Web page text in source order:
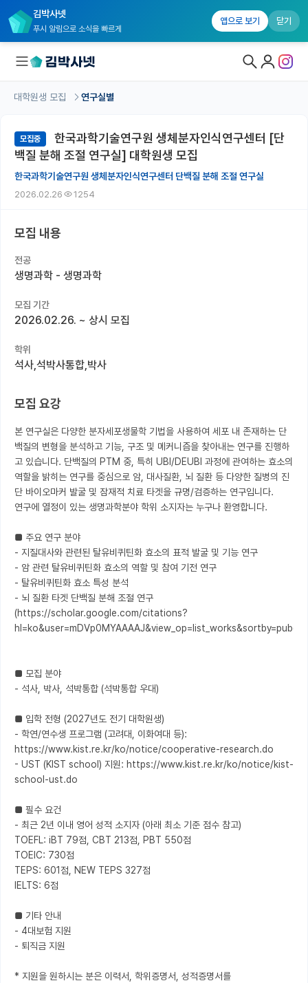
김박사넷
푸시 알림으로 소식을 빠르게
앱으로 보기 닫기
대학원생 모집 홈
기관별 모집 정보
연구실별 모집 정보
전공별 모집 정보
국내대학원 정보
연구실&오픈랩
커리어
반도체 아카데미
재팬라운지 🌸
대학원생 모집 연구실별
모집중
한국과학기술연구원 생체분자인식연구센터 [단
백질 분해 조절 연구실] 대학원생 모집
한국과학기술연구원 생체분자인식연구센터 단백질 분해 조절 연구실
2026.02.26 1254
모집 내용
전공
생명과학 - 생명과학
모집 기간
2026.02.26. ~ 상시 모집
학위
석사,석박사통합,박사
모집 요강
본 연구실은 다양한 분자세포생물학 기법을 사용하여 세포 내 존재하는 단
백질의 변형을 분석하고 기능, 구조 및 메커니즘을 찾아내는 연구를 진행하
고 있습니다. 단백질의 PTM 중, 특히 UBI/DEUBI 과정에 관여하는 효소의
역할을 밝히는 연구를 중심으로 암, 대사질환, 뇌 질환 등 다양한 질병의 진
단 바이오마커 발굴 및 잠재적 치료 타겟을 규명/검증하는 연구입니다.
연구에 열정이 있는 생명과학분야 학위 소지자는 누구나 환영합니다.
■ 주요 연구 분야
- 지질대사와 관련된 탈유비퀴틴화 효소의 표적 발굴 및 기능 연구
- 암 관련 탈유비퀴틴화 효소의 역할 및 참여 기전 연구
- 탈유비퀴틴화 효소 특성 분석
- 뇌 질환 타겟 단백질 분해 조절 연구
(https://scholar.google.com/citations?
■ 모집 분야
- 석사, 박사, 석박통합 (석박통합 우대)
■ 입학 전형 (2027년도 전기 대학원생)
- 학연/연수생 프로그램 (고려대, 이화여대 등):
https://www.kist.re.kr/ko/notice/cooperative-research.do
- UST (KIST school) 지원: https://www.kist.re.kr/ko/notice/kist-
school-ust.do
■ 필수 요건
- 최근 2년 이내 영어 성적 소지자 (아래 최소 기준 점수 참고)
TOEFL: iBT 79점, CBT 213점, PBT 550점
TOEIC: 730점
TEPS: 601점, NEW TEPS 327점
IELTS: 6점
■ 기타 안내
- 4대보험 지원
- 퇴직금 지원
* 지원을 원하시는 분은 이력서, 학위증명서, 성적증명서를